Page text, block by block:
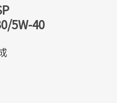
5W-40